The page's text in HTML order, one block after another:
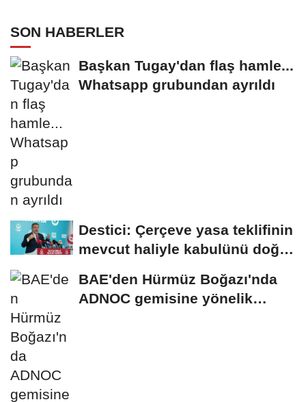
SON HABERLER
Başkan Tugay'dan flaş hamle...
Whatsapp grubundan ayrıldı
Destici: Çerçeve yasa teklifinin
mevcut haliyle kabulünü doğru
BAE'den Hürmüz Boğazı'nda
ADNOC gemisine yönelik